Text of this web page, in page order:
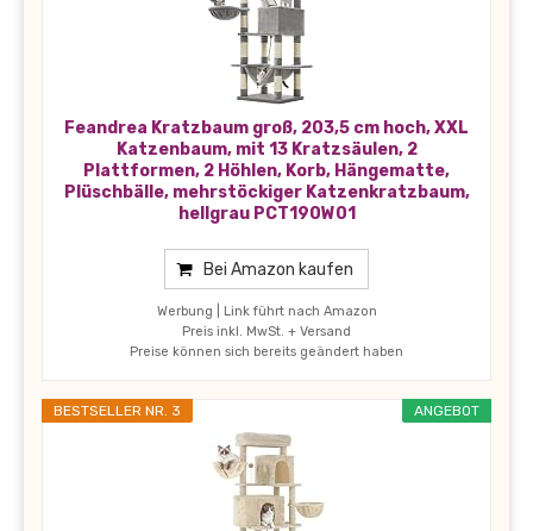
Feandrea Kratzbaum groß, 203,5 cm hoch, XXL
Katzenbaum, mit 13 Kratzsäulen, 2
Plattformen, 2 Höhlen, Korb, Hängematte,
Plüschbälle, mehrstöckiger Katzenkratzbaum,
hellgrau PCT190W01
Bei Amazon kaufen
Werbung | Link führt nach Amazon
Preis inkl. MwSt. + Versand
Preise können sich bereits geändert haben
ANGEBOT
BESTSELLER NR. 3